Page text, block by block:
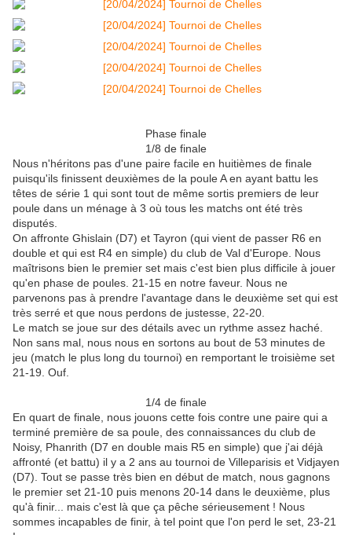
Phase finale
1/8 de finale
Nous n'héritons pas d'une paire facile en huitièmes de finale
puisqu'ils finissent deuxièmes de la poule A en ayant battu les
têtes de série 1 qui sont tout de même sortis premiers de leur
poule dans un ménage à 3 où tous les matchs ont été très
disputés.
On affronte Ghislain (D7) et Tayron (qui vient de passer R6 en
double et qui est R4 en simple) du club de Val d'Europe. Nous
maîtrisons bien le premier set mais c'est bien plus difficile à jouer
qu'en phase de poules. 21-15 en notre faveur. Nous ne
parvenons pas à prendre l'avantage dans le deuxième set qui est
très serré et que nous perdons de justesse, 22-20.
Le match se joue sur des détails avec un rythme assez haché.
Non sans mal, nous nous en sortons au bout de 53 minutes de
jeu (match le plus long du tournoi) en remportant le troisième set
21-19. Ouf.
1/4 de finale
En quart de finale, nous jouons cette fois contre une paire qui a
terminé première de sa poule, des connaissances du club de
Noisy, Phanrith (D7 en double mais R5 en simple) que j'ai déjà
affronté (et battu) il y a 2 ans au tournoi de Villeparisis et Vidjayen
(D7). Tout se passe très bien en début de match, nous gagnons
le premier set 21-10 puis menons 20-14 dans le deuxième, plus
qu'à finir... mais c'est là que ça pêche sérieusement ! Nous
sommes incapables de finir, à tel point que l'on perd le set, 23-21